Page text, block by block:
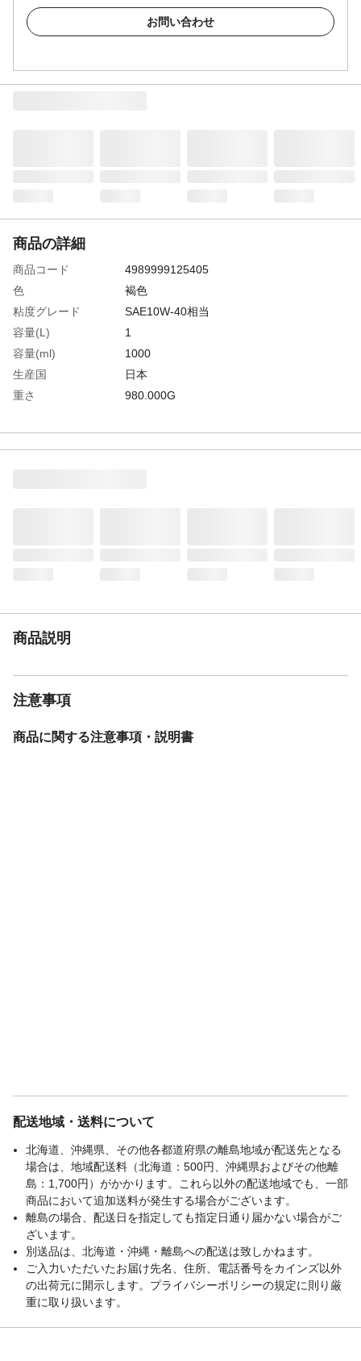
お問い合わせ
商品の詳細
商品コード
4989999125405
色
褐色
粘度グレード
SAE10W-40相当
容量(L)
1
容量(ml)
1000
生産国
日本
重さ
980.000G
商品説明
注意事項
商品に関する注意事項・説明書
配送地域・送料について
北海道、沖縄県、その他各都道府県の離島地域が配送先となる
場合は、地域配送料（北海道：500円、沖縄県およびその他離
島：1,700円）がかかります。これら以外の配送地域でも、一部
商品において追加送料が発生する場合がございます。
離島の場合、配送日を指定しても指定日通り届かない場合がご
ざいます。
別送品は、北海道・沖縄・離島への配送は致しかねます。
ご入力いただいたお届け先名、住所、電話番号をカインズ以外
の出荷元に開示します。プライバシーポリシーの規定に則り厳
重に取り扱います。